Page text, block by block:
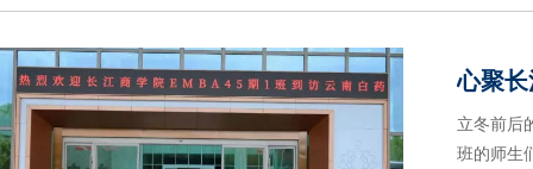
心聚
立冬前后
班的师生